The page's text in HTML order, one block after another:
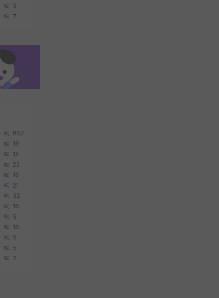
5
7
652
19
14
22
16
21
32
16
5
16
5
5
7